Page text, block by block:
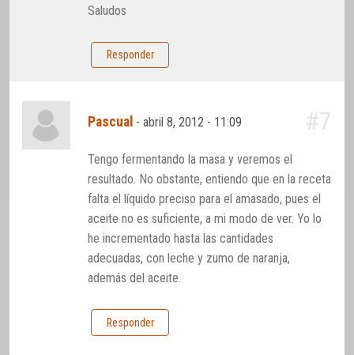
Saludos
Responder
Pascual -abril 8, 2012 - 11:09 #7
Tengo fermentando la masa y veremos el
resultado. No obstante, entiendo que en la receta
falta el líquido preciso para el amasado, pues el
aceite no es suficiente, a mi modo de ver. Yo lo
he incrementado hasta las cantidades
adecuadas, con leche y zumo de naranja,
además del aceite.
Responder